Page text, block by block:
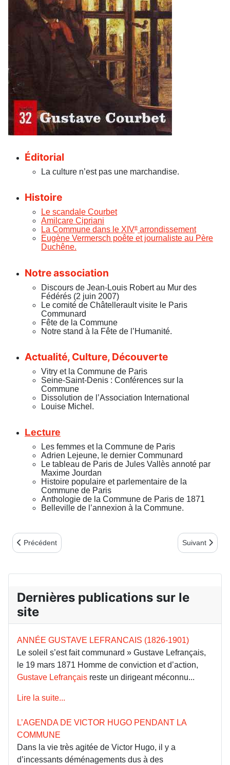
Éditorial
La culture n’est pas une marchandise.
Histoire
Le scandale Courbet
Amilcare Cipriani
La Commune dans le XIVe arrondissement
Eugène Vermersch poête et journaliste au Père
Duchêne.
Notre association
Discours de Jean-Louis Robert au Mur des
Fédérés (2 juin 2007)
Le comité de Châtellerault visite le Paris
Communard
Fête de la Commune
Notre stand à la Fête de l’Humanité.
Actualité, Culture, Découverte
Vitry et la Commune de Paris
Seine-Saint-Denis : Conférences sur la
Commune
Dissolution de l’Association International
Louise Michel.
Lecture
Les femmes et la Commune de Paris
Adrien Lejeune, le dernier Communard
Le tableau de Paris de Jules Vallès annoté par
Maxime Jourdan
Histoire populaire et parlementaire de la
Commune de Paris
Anthologie de la Commune de Paris de 1871
Belleville de l’annexion à la Commune.
Article précédent : Bulletin n°33 - 1er trim. 2008
Précédent Article suivant
Suivant
Dernières publications sur le
site
ANNÉE GUSTAVE LEFRANCAIS (1826-1901)
Le soleil s’est fait communard » Gustave Lefrançais,
le 19 mars 1871 Homme de conviction et d’action,
Gustave Lefrançais reste un dirigeant méconnu...
Lire la suite...
L’AGENDA DE VICTOR HUGO PENDANT LA
COMMUNE
Dans la vie très agitée de Victor Hugo, il y a
d’incessants déménagements dus à des